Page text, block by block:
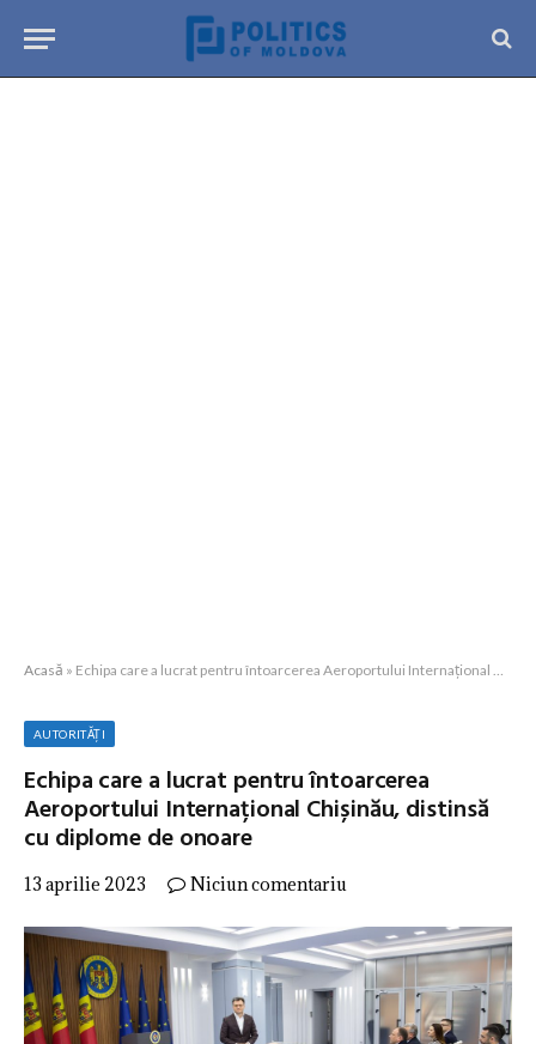
Acasă » Echipa care a lucrat pentru întoarcerea Aeroportului Internațional Chișinău, distinsă cu diplome de onoare
AUTORITĂȚI
Echipa care a lucrat pentru întoarcerea
Aeroportului Internațional Chișinău, distinsă
cu diplome de onoare
13 aprilie 2023 Niciun comentariu